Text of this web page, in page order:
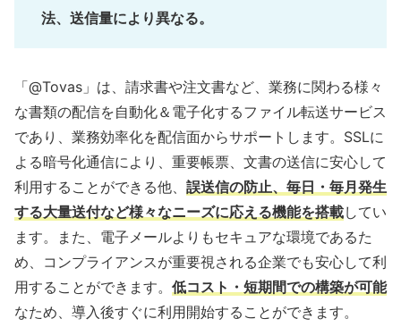
法、送信量により異なる。
「@Tovas」は、請求書や注文書など、業務に関わる様々
な書類の配信を自動化＆電子化するファイル転送サービス
であり、業務効率化を配信面からサポートします。SSLに
よる暗号化通信により、重要帳票、文書の送信に安心して
利用することができる他、 誤送信の防止、毎日・毎月発生
する大量送付など様々なニーズに応える機能を搭載してい
ます。また、電子メールよりもセキュアな環境であるた
め、コンプライアンスが重要視される企業でも安心して利
用することができます。 低コスト・短期間での構築が可能
なため、導入後すぐに利用開始することができます。